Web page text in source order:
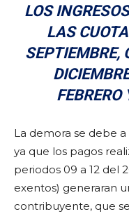
LOS
LAS
SEPTIEMBRE,
La demora se debe
ya que los pagos
periodos 09 a 12 del
exentos) generaran
contribuyente, que